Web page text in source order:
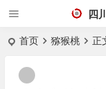
四
首页 猕猴桃 正